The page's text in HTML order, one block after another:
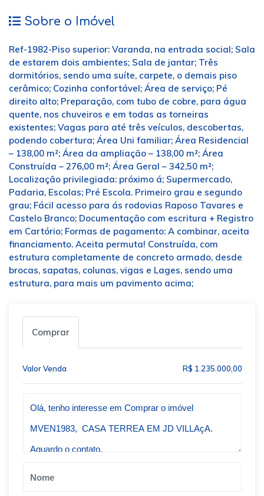
Sobre o Imóvel
Ref-1982-Piso superior: Varanda, na entrada social; Sala
de estarem dois ambientes; Sala de jantar; Três
dormitórios, sendo uma suíte, carpete, o demais piso
cerâmico; Cozinha confortável; Área de serviço; Pé
direito alto; Preparação, com tubo de cobre, para água
quente, nos chuveiros e em todas as torneiras
existentes; Vagas para até três veículos, descobertas,
podendo cobertura; Área Uni familiar; Área Residencial
– 138,00 m²; Área da ampliação – 138,00 m²; Área
Construída – 276,00 m²; Área Geral – 342,50 m²;
Localização privilegiada: próximo á; Supermercado,
Padaria, Escolas; Pré Escola. Primeiro grau e segundo
grau; Fácil acesso para ás rodovias Raposo Tavares e
Castelo Branco; Documentação com escritura + Registro
em Cartório; Formas de pagamento: A combinar, aceita
financiamento. Aceita permuta! Construída, com
estrutura completamente de concreto armado, desde
brocas, sapatas, colunas, vigas e Lages, sendo uma
estrutura, para mais um pavimento acima;
Comprar
Valor Venda R$ 1.235.000,00